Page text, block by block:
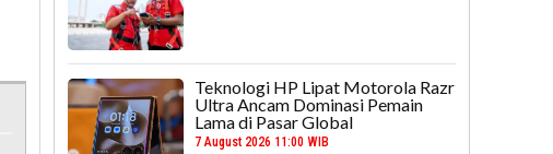
Teknologi HP Lipat Motorola Razr
Ultra Ancam Dominasi Pemain
Lama di Pasar Global
7 August 2026 11:00 WIB